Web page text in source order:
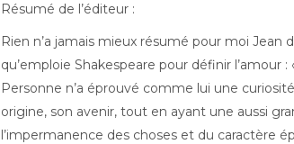
Résumé de l’éditeur :
Rien n’a jamais mieux résumé pour moi Jean
qu’emploie Shakespeare pour définir l’amour :
Personne n’a éprouvé comme lui une
origine, son avenir, tout en ayant une aussi
l’impermanence des choses et du caractère